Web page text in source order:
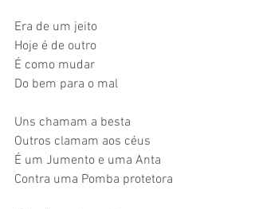
Era de um jeito
Hoje é de outro
É como mudar
Do bem para o mal
Uns chamam a besta
Outros clamam aos céus
É um Jumento e uma Anta
Contra uma Pomba protetora